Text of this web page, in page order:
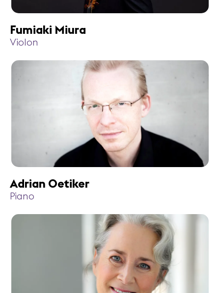
Fumiaki Miura
Violon
Adrian Oetiker
Piano